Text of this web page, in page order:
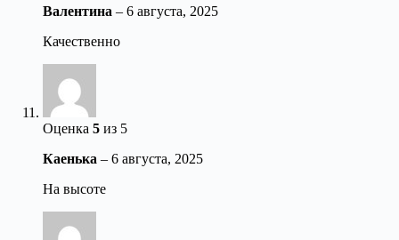
Валентина – 6 августа, 2025
Качественно
Оценка 5 из 5
Каенька – 6 августа, 2025
На высоте